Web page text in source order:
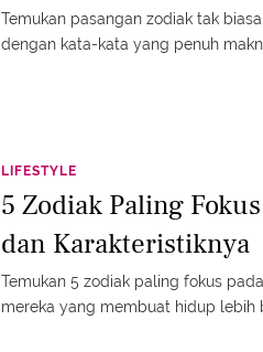
Temukan pasangan zodiak tak
dengan kata-kata yang penuh
LIFESTYLE
5 Zodiak Paling
dan Karakteristiknya
Temukan 5 zodiak paling fokus
mereka yang membuat hidup lebih